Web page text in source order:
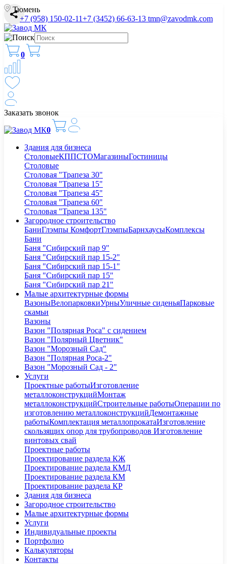
Тюмень
+7 (958) 150-02-11+7 (3452) 66-63-13 tmn@zavodmk.com
0
Заказать звонок
0
Здания для бизнеса
СтоловыеКППСТОМагазиныГостиницы
Столовые
Столовая "Трапеза 30"
Столовая "Трапеза 15"
Столовая "Трапеза 45"
Столовая "Трапеза 60"
Столовая "Трапеза 135"
Загородное строительство
БаниГлэмпы КомфортГлэмпыБарнхаусыКомплексы
Бани
Баня "Сибирский пар 9"
Баня "Сибирский пар 15-2"
Баня "Сибирский пар 15-1"
Баня "Сибирский пар 15"
Баня "Сибирский пар 21"
Малые архитектурные формы
ВазоныВелопарковкиУрныУличные сиденьяПарковые
скамьи
Вазоны
Вазон "Полярная Роса" с сидением
Вазон "Полярный Цветник"
Вазон "Морозный Сад"
Вазон "Полярная Роса-2"
Вазон "Морозный Сад - 2"
Услуги
Проектные работыИзготовление
металлоконструкцийМонтаж
металлоконструкцийСтроительные работыОперации по
изготовлению металлоконструкцийДемонтажные
работыКомплектация металлопрокатаИзготовление
скользящих опор для трубопроводов Изготовление
винтовых свай
Проектные работы
Проектирование раздела КЖ
Проектирование раздела КМД
Проектирование раздела КМ
Проектирование раздела КР
Здания для бизнеса
Загородное строительство
Малые архитектурные формы
Услуги
Индивидуальные проекты
Портфолио
Калькуляторы
Контакты